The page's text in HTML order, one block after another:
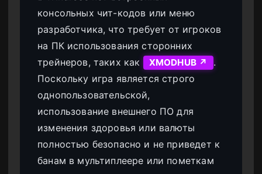
консольных чит-кодов или меню
разработчика, что требует от игроков
на ПК использования сторонних
трейнеров, таких как
XMODHUB ↗
.
Поскольку игра является строго
однопользовательской,
использование внешнего ПО для
изменения здоровья или валюты
полностью безопасно и не приведет к
банам в мультиплеере или пометкам